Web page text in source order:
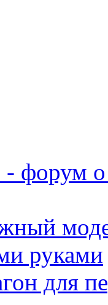
форум
руками
для